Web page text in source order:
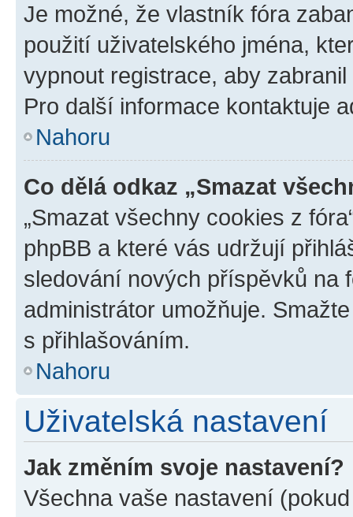
Je možné, že vlastník fóra
použití uživatelského jména,
vypnout registrace, aby
Pro další informace kontaktuje
Nahoru
Co dělá odkaz „Smazat
„Smazat všechny cookies z
phpBB a které vás udržují
sledování nových příspěvků na
administrátor umožňuje.
s přihlašováním.
Nahoru
Uživatelská nastavení
Jak změním svoje nastavení?
Všechna vaše nastavení